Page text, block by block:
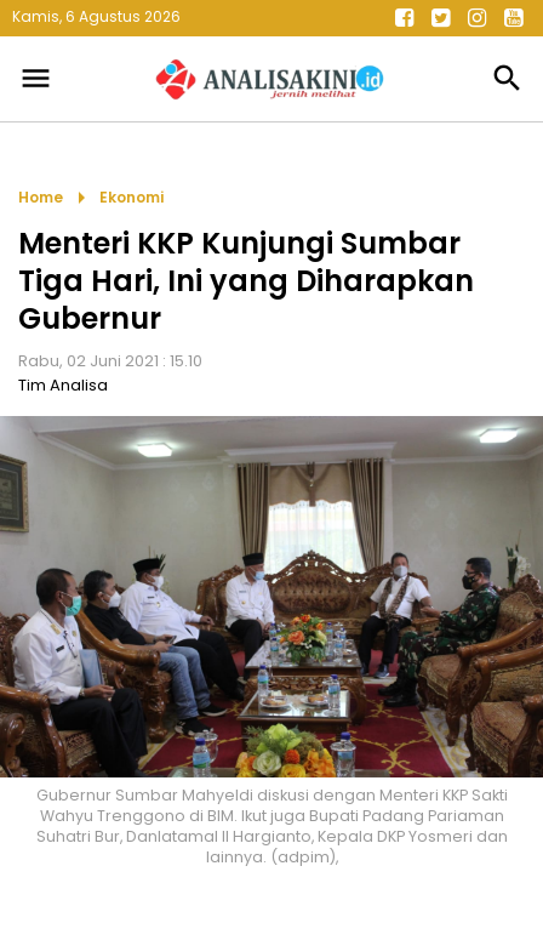
Kamis, 6 Agustus 2026
menu search
Home arrow_right Ekonomi
Menteri KKP Kunjungi Sumbar
Tiga Hari, Ini yang Diharapkan
Gubernur
Rabu, 02 Juni 2021 : 15.10
Tim Analisa
Gubernur Sumbar Mahyeldi diskusi dengan Menteri KKP Sakti
Wahyu Trenggono di BIM. Ikut juga Bupati Padang Pariaman
Suhatri Bur, Danlatamal II Hargianto, Kepala DKP Yosmeri dan
lainnya. (adpim),